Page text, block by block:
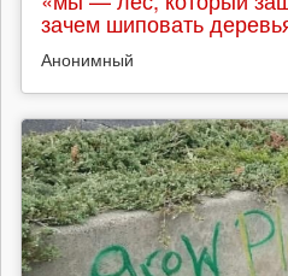
зачем шиповать
Анонимный